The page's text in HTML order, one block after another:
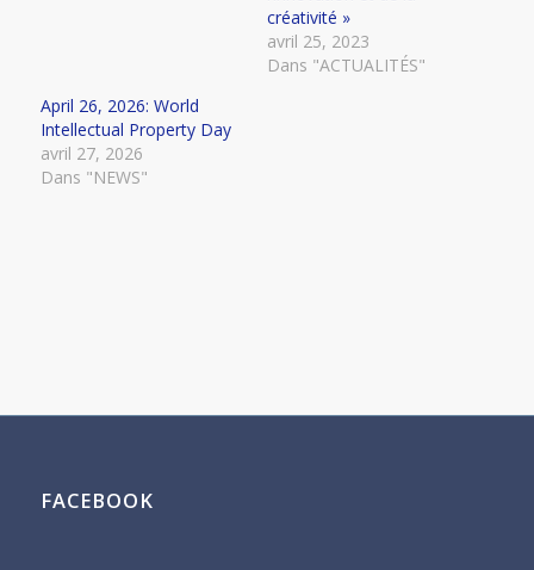
créativité »
avril 25, 2023
Dans "ACTUALITÉS"
April 26, 2026: World
Intellectual Property Day
avril 27, 2026
Dans "NEWS"
FACEBOOK